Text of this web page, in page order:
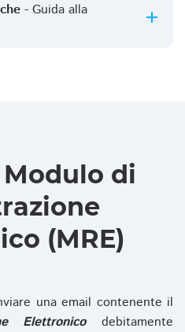
- Guida alla
Modulo di
(MRE)
una email contenente il
Elettronicodebitamente